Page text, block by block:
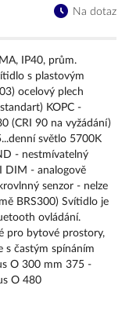
Na dotaz
IP40, prům.
s plastovým
ocelový plech
KOPC -
(CRI 90 na vyžádání)
světlo 5700K
- nestmívatelný
DIM - analogově
senzor - nelze
BRS300) Svítidlo je
ovládání.
pro bytové prostory,
s častým spínáním
O 300 mm 375 -
O 480